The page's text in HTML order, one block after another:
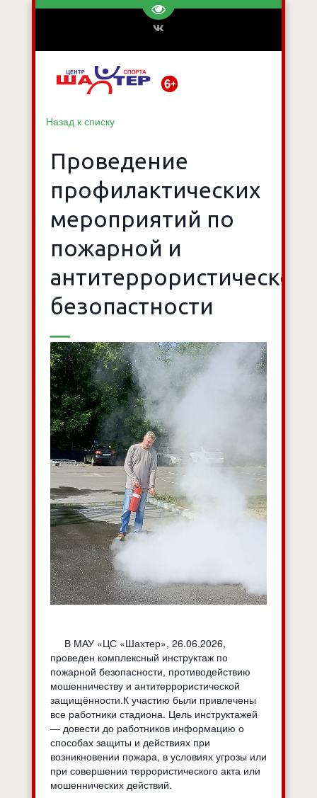
Перейти на версию для
Назад к списку
Проведение
профилактических
мероприятий по
пожарной и
антитеррористической
безопастности
В МАУ «ЦС «Шахтер», 26.06.2026,
проведен комплексный инструктаж по
пожарной безопасности, противодействию
мошенничеству и антитеррористической
защищённости.К участию были привлечены
все работники стадиона. Цель инструктажей
— довести до работников информацию о
способах защиты и действиях при
возникновении пожара, в условиях угрозы или
при совершении террористического акта или
мошеннических действий.